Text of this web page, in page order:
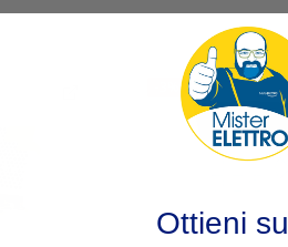
Ottieni